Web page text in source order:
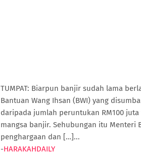
TUMPAT: Biarpun banjir sudah lama
Bantuan Wang Ihsan (BWI) yang
daripada jumlah peruntukan RM100
mangsa banjir. Sehubungan itu Menteri
penghargaan dan […]...
-HARAKAHDAILY